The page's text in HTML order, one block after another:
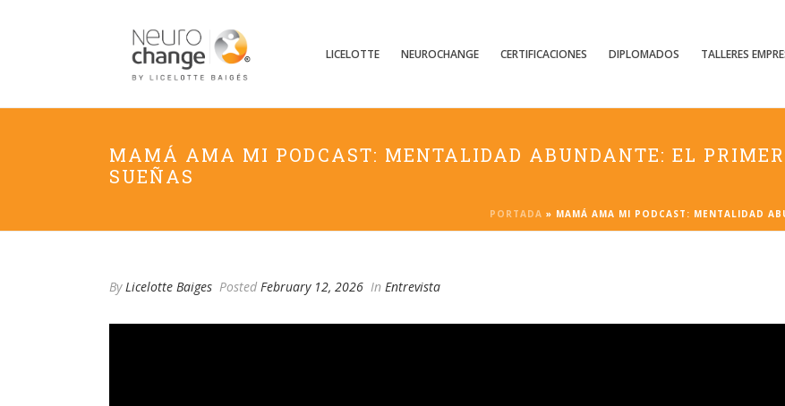
LICELOTTE NEUROCHANGE CERTIFICACIONES DIPLOMADOS TALLERES
MAMÁ AMA MI PODCAST: MENTALIDAD ABUNDANTE: EL
SUEÑAS
PORTADA » MAMÁ AMA MI PODCAST: MENTALIDAD
ByLicelotte Baiges Posted February 12, 2026 In Entrevista